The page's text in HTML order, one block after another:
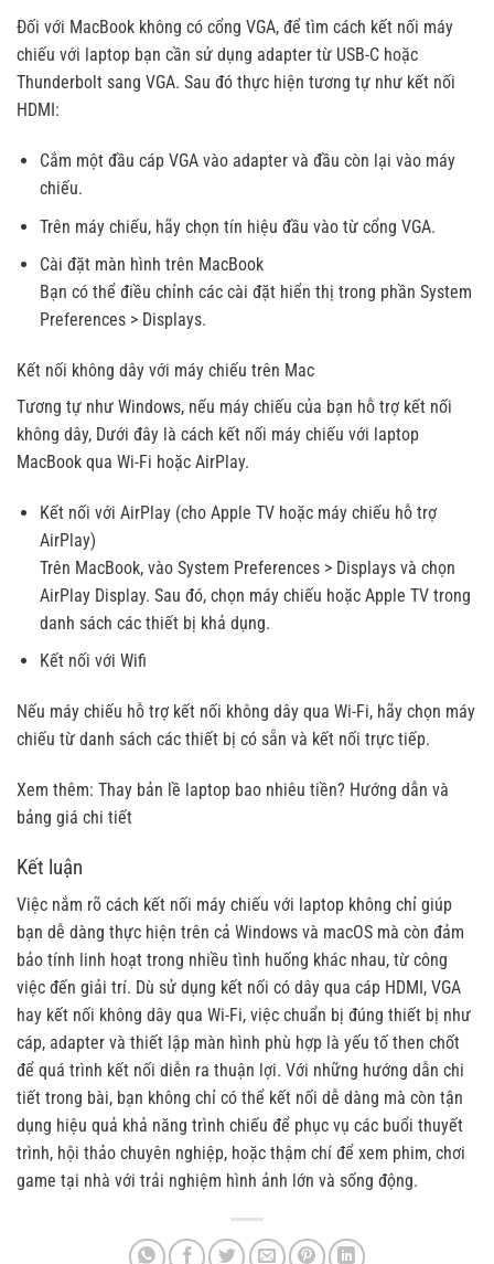
Đối với MacBook không có cổng VGA, để tìm cách kết nối máy
chiếu với laptop bạn cần sử dụng adapter từ USB-C hoặc
Thunderbolt sang VGA. Sau đó thực hiện tương tự như kết nối
HDMI:
Cắm một đầu cáp VGA vào adapter và đầu còn lại vào máy
chiếu.
Trên máy chiếu, hãy chọn tín hiệu đầu vào từ cổng VGA.
Cài đặt màn hình trên MacBook
Bạn có thể điều chỉnh các cài đặt hiển thị trong phần System
Preferences > Displays.
Kết nối không dây với máy chiếu trên Mac
Tương tự như Windows, nếu máy chiếu của bạn hỗ trợ kết nối
không dây, Dưới đây là cách kết nối máy chiếu với laptop
MacBook qua Wi-Fi hoặc AirPlay.
Kết nối với AirPlay (cho Apple TV hoặc máy chiếu hỗ trợ
AirPlay)
Trên MacBook, vào System Preferences > Displays và chọn
AirPlay Display. Sau đó, chọn máy chiếu hoặc Apple TV trong
danh sách các thiết bị khả dụng.
Kết nối với Wifi
Nếu máy chiếu hỗ trợ kết nối không dây qua Wi-Fi, hãy chọn máy
chiếu từ danh sách các thiết bị có sẵn và kết nối trực tiếp.
Xem thêm: Thay bản lề laptop bao nhiêu tiền? Hướng dẫn và
bảng giá chi tiết
Kết luận
Việc nắm rõ cách kết nối máy chiếu với laptop không chỉ giúp
bạn dễ dàng thực hiện trên cả Windows và macOS mà còn đảm
bảo tính linh hoạt trong nhiều tình huống khác nhau, từ công
việc đến giải trí. Dù sử dụng kết nối có dây qua cáp HDMI, VGA
hay kết nối không dây qua Wi-Fi, việc chuẩn bị đúng thiết bị như
cáp, adapter và thiết lập màn hình phù hợp là yếu tố then chốt
để quá trình kết nối diễn ra thuận lợi. Với những hướng dẫn chi
tiết trong bài, bạn không chỉ có thể kết nối dễ dàng mà còn tận
dụng hiệu quả khả năng trình chiếu để phục vụ các buổi thuyết
trình, hội thảo chuyên nghiệp, hoặc thậm chí để xem phim, chơi
game tại nhà với trải nghiệm hình ảnh lớn và sống động.